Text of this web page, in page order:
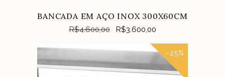
BANCADA EM AÇO INOX 300X60CM
R$4.600,00 R$3.600,00
-25%